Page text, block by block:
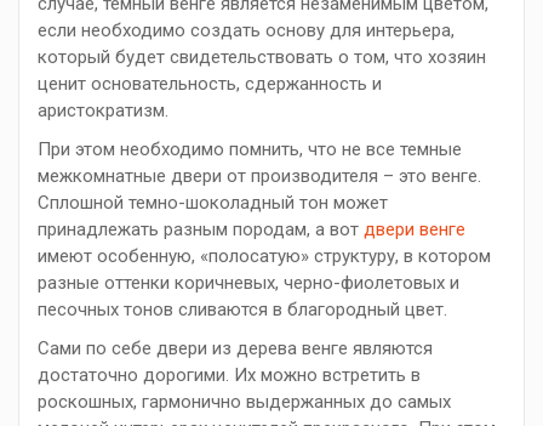
если необходимо создать основу для интерьера,
который будет свидетельствовать о том, что хозяин
ценит основательность, сдержанность и
аристократизм.
При этом необходимо помнить, что не все темные
межкомнатные двери от производителя – это венге.
Сплошной темно-шоколадный тон может
принадлежать разным породам, а вот двери венге
имеют особенную, «полосатую» структуру, в котором
разные оттенки коричневых, черно-фиолетовых и
песочных тонов сливаются в благородный цвет.
Сами по себе двери из дерева венге являются
достаточно дорогими. Их можно встретить в
роскошных, гармонично выдержанных до самых